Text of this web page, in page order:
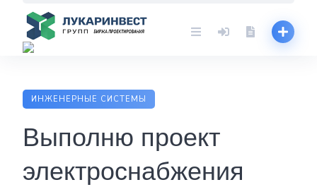
content
ИНЖЕНЕРНЫЕ СИСТЕМЫ
Выполню проект
электроснабжения